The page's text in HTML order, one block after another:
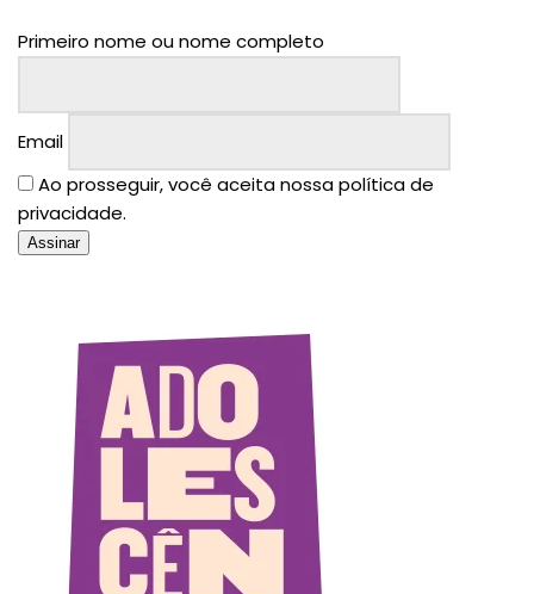
Primeiro nome ou nome completo
Email
Ao prosseguir, você aceita nossa política de
privacidade.